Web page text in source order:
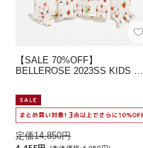
【SALE 70%OFF】
BELLEROSE 2023SS KIDS …
定価14,850円